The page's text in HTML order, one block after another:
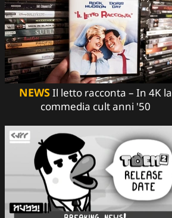
NEWSIl letto racconta – In 4K la
commedia cult anni '50